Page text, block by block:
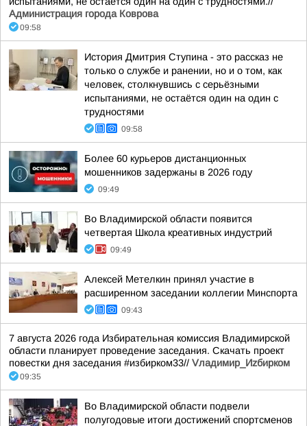
Администрация города Коврова
09:58
История Дмитрия Ступина - это рассказ не
только о службе и ранении, но и о том, как
человек, столкнувшись с серьёзными
испытаниями, не остаётся один на один с
трудностями
09:58
Более 60 курьеров дистанционных
мошенников задержаны в 2026 году
09:49
Во Владимирской области появится
четвертая Школа креативных индустрий
09:49
Алексей Метелкин принял участие в
расширенном заседании коллегии Минспорта
09:43
7 августа 2026 года Избирательная комиссия Владимирской
области планирует проведение заседания. Скачать проект
повестки дня заседания #избирком33// Vладимир_Иzбирком
09:35
Во Владимирской области подвели
полугодовые итоги достижений спортсменов